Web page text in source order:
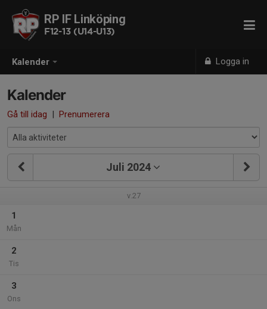
Kalender Logga in
RP IF Linköping
F12-13 (U14-U13)
Kalender
Gå till idag | Prenumerera
Juli 2024
v.27
1
Mån
2
Tis
3
Ons